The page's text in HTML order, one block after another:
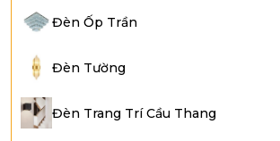
Đèn Ốp Trần
Đèn Tường
Đèn Trang Trí Cầu Thang